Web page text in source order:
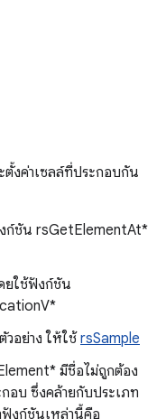
งค่าเซลล์ที่ประกอบกัน
งก์ชัน rsGetElementAt*
ยใช้ฟังก์ชัน
วอย่าง ให้ใช้ rsSample
มีชื่อไม่ถูกต้อง
อบ ซึ่งคล้ายกับประเภท
ฟังก์ชันเหล่านี้คือ